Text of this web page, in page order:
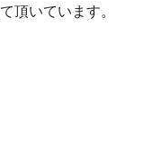
頂いています。